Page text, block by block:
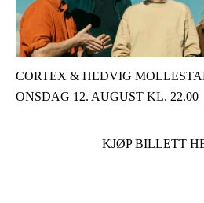
CORTEX & HEDVIG
ONSDAG 12. AUGUST KL. 22.00
KJØP BILLETT